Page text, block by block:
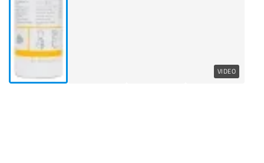
VIDEO